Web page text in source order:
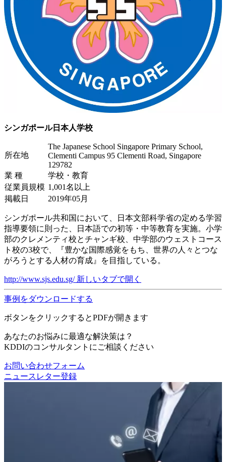
シンガポール日本人学校
所在地
The Japanese School Singapore Primary School,
Clementi Campus 95 Clementi Road, Singapore
129782
業 種
学校・教育
従業員規模 1,001名以上
掲載日
2019年05月
シンガポール共和国において、日本文部科学省の定める学習
指導要領に則った、日本語での初等・中等教育を実施。小学
部のクレメンティ校とチャンギ校、中学部のウェストコース
ト校の3校で、『豊かな国際感覚をもち、世界の人々とつな
がろうとする人材の育成』を目指している。
http://www.sjs.edu.sg/ 新しいタブで開く
事例をダウンロードする
ボタンをクリックするとPDFが開きます
あなたのお悩みに最適な解決策は？
KDDIのコンサルタントにご相談ください
お問い合わせフォーム
ニュースレター登録